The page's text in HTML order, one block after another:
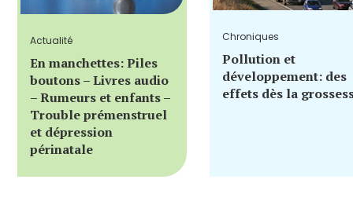
Actualité
En manchettes: Piles
boutons – Livres audio
– Rumeurs et enfants –
Trouble prémenstruel
et dépression
périnatale
Chroniques
Pollution et
développement: des
effets dès la